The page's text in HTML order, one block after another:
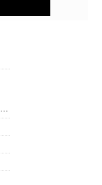
SQL Server 2008 数据库同步的两种方式 （发布、订阅）